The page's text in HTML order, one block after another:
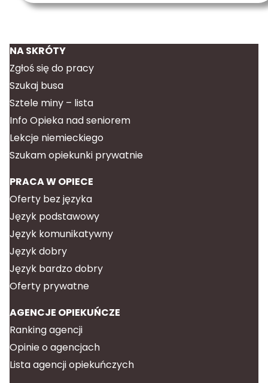
NA SKRÓTY
Zgłoś się do pracy
Szukaj busa
Sztele miny – lista
Info Opieka nad seniorem
Lekcje niemieckiego
Szukam opiekunki prywatnie
PRACA W OPIECE
Oferty bez języka
Język podstawowy
Język komunikatywny
Język dobry
Język bardzo dobry
Oferty prywatne
AGENCJE OPIEKUŃCZE
Ranking agencji
Opinie o agencjach
Lista agencji opiekuńczych